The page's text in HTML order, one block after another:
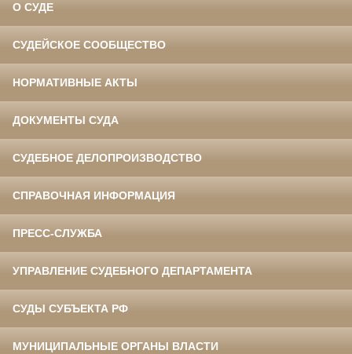
О СУДЕ
СУДЕЙСКОЕ СООБЩЕСТВО
НОРМАТИВНЫЕ АКТЫ
ДОКУМЕНТЫ СУДА
СУДЕБНОЕ ДЕЛОПРОИЗВОДСТВО
СПРАВОЧНАЯ ИНФОРМАЦИЯ
ПРЕСС-СЛУЖБА
УПРАВЛЕНИЕ СУДЕБНОГО ДЕПАРТАМЕНТА
СУДЫ СУБЪЕКТА РФ
МУНИЦИПАЛЬНЫЕ ОРГАНЫ ВЛАСТИ